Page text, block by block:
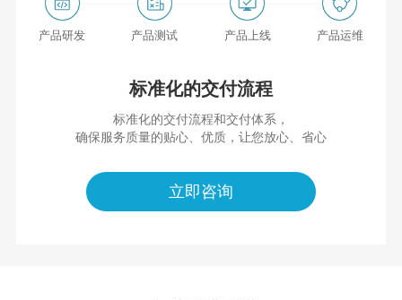
产品研发 产品测试 产品上线 产品运维
标准化的交付流程
标准化的交付流程和交付体系，
确保服务质量的贴心、优质，让您放心、省心
立即咨询